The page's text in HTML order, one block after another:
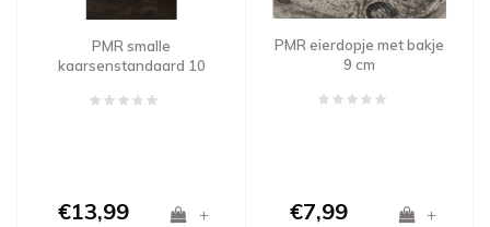
PMR smalle
kaarsenstandaard 10
€13,99 +
PMR eierdopje met bakje
9 cm
€7,99 +